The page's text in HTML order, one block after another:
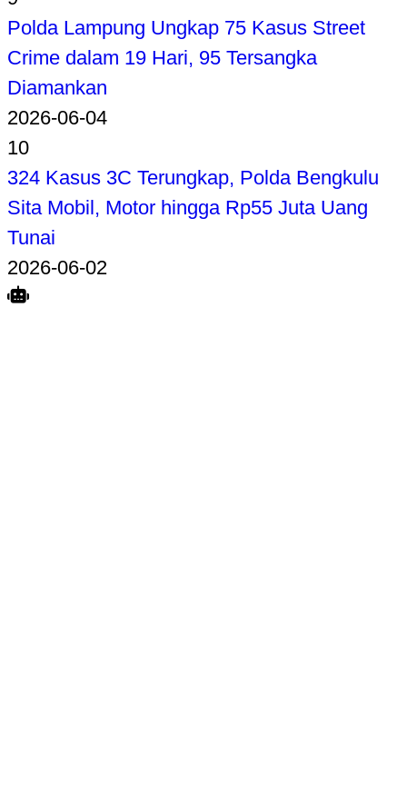
Polda Lampung Ungkap 75 Kasus Street
Crime dalam 19 Hari, 95 Tersangka
Diamankan
2026-06-04
10
324 Kasus 3C Terungkap, Polda Bengkulu
Sita Mobil, Motor hingga Rp55 Juta Uang
Tunai
2026-06-02